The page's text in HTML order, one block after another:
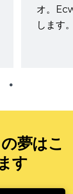
オ。
します
夢はこ
す